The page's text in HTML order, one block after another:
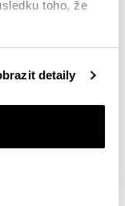
toho, že
údajů
detaily